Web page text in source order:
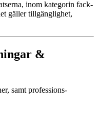
inom kategorin fack­
gäller tillgänglighet,
&
samt professions­